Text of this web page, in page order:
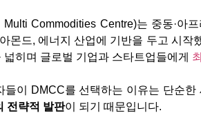
Commodities Centre)는 중동·아
몬드, 에너지 산업에 기반을 두고 시작
히며 글로벌 기업과 스타트업들에게
들이 DMCC를 선택하는 이유는 단순한
전략적 발판이 되기 때문입니다.